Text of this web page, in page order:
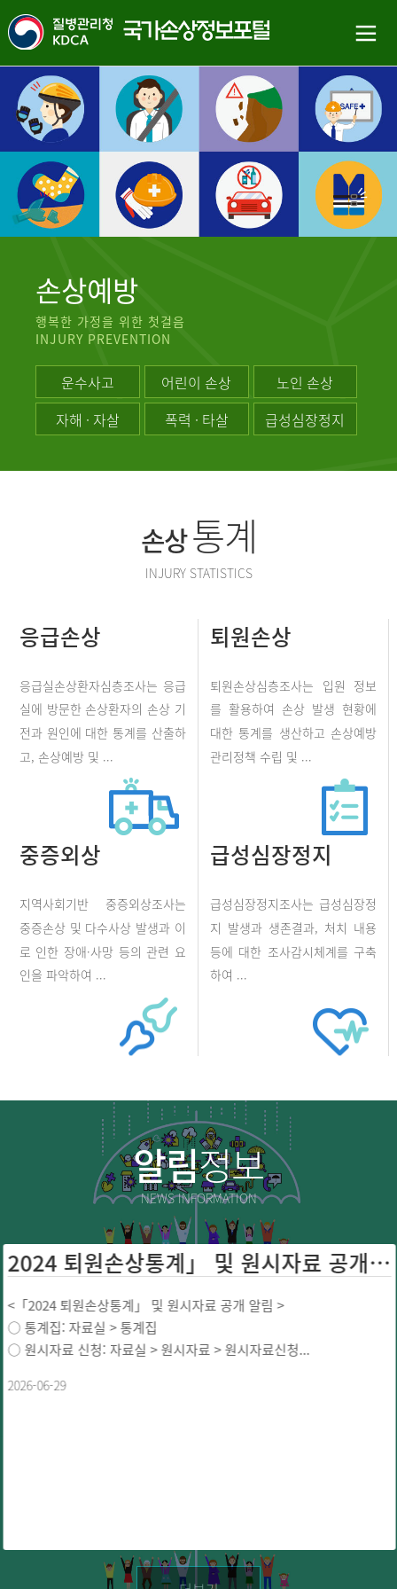
손상예방
행복한 가정을 위한 첫걸음
INJURY PREVENTION
운수사고 어린이 손상
노인 손상
자해 · 자살
폭력 · 타살 급성심장정지
손상통계
INJURY STATISTICS
응급손상
응급실손상환자심층조사는 응급
실에 방문한 손상환자의 손상 기
전과 원인에 대한 통계를 산출하
고, 손상예방 및 ...
퇴원손상
퇴원손상심층조사는 입원 정보
를 활용하여 손상 발생 현황에
대한 통계를 생산하고 손상예방
관리정책 수립 및 ...
중증외상
지역사회기반 중증외상조사는
중증손상 및 다수사상 발생과 이
로 인한 장애·사망 등의 관련 요
인을 파악하여 ...
급성심장정지
급성심장정지조사는 급성심장정
지 발생과 생존결과, 처치 내용
등에 대한 조사감시체계를 구축
하여 ...
알림정보
NEWS INFORMATION
2024 퇴원손상통계」 및 원시자료 공개 ...
<「2024 퇴원손상통계」 및 원시자료 공개 알림 >
○ 통계집: 자료실 > 통계집
○ 원시자료 신청: 자료실 > 원시자료 > 원시자료신청...
2026-06-29